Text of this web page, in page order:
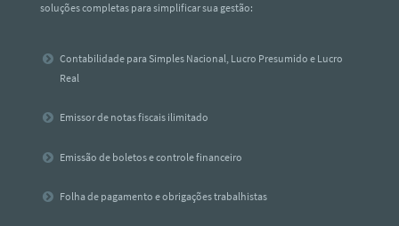
soluções completas para simplificar sua gestão:
Contabilidade para Simples Nacional, Lucro Presumido e Lucro
Real
Emissor de notas fiscais ilimitado
Emissão de boletos e controle financeiro
Folha de pagamento e obrigações trabalhistas